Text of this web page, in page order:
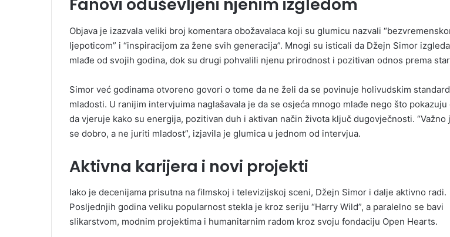
Fanovi oduševljeni njenim izgledom
Objava je izazvala veliki broj komentara obožavalaca koji su glumicu nazvali
ljepoticom” i “inspiracijom za žene svih generacija”. Mnogi su isticali da Džejn Simor
mlađe od svojih godina, dok su drugi pohvalili njenu prirodnost i pozitivan odnos prema
Simor već godinama otvoreno govori o tome da ne želi da se povinuje holivudskim
mladosti. U ranijim intervjuima naglašavala je da se osjeća mnogo mlađe nego što pokazuju
da vjeruje kako su energija, pozitivan duh i aktivan način života ključ dugovječnosti. “Važno
se dobro, a ne juriti mladost”, izjavila je glumica u jednom od intervjua.
Aktivna karijera i novi projekti
Iako je decenijama prisutna na filmskoj i televizijskoj sceni, Džejn Simor i dalje aktivno radi.
Posljednjih godina veliku popularnost stekla je kroz seriju “Harry Wild”, a paralelno se bavi
slikarstvom, modnim projektima i humanitarnim radom kroz svoju fondaciju Open Hearts.